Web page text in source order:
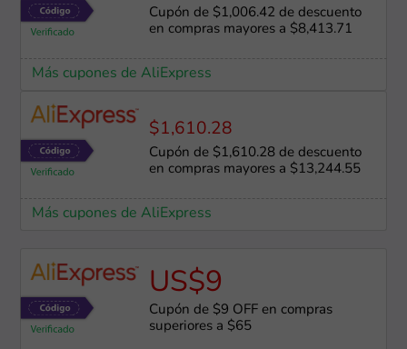
Cupón de $1,006.42 de descuento
en compras mayores a $8,413.71
Más cupones de AliExpress
$1,610.28
Cupón de $1,610.28 de descuento
en compras mayores a $13,244.55
Más cupones de AliExpress
US$9
Cupón de $9 OFF en compras
superiores a $65